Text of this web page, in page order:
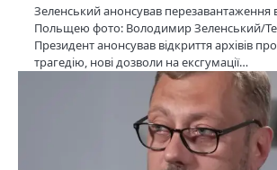
Зеленський анонсував перезавантаження
Польщею фото: Володимир Зеленський/
Президент анонсував відкриття архівів
трагедію, нові дозволи на ексгумації…